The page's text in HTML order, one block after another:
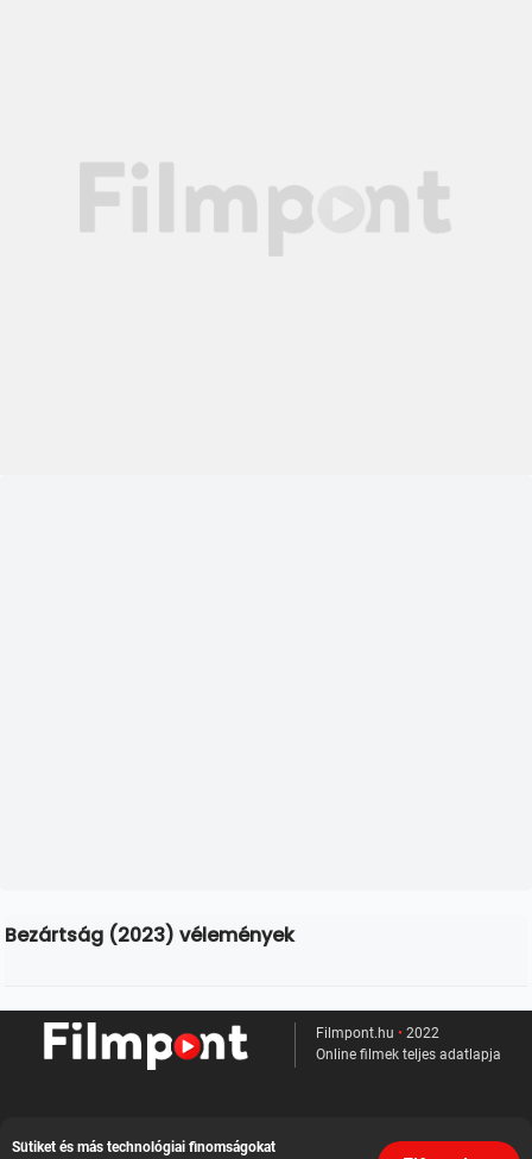
Bezártság (2023) vélemények
Filmpont.hu• 2022
Online filmek teljes adatlapja
Kapcsolat
Sütiket és más technológiai finomságokat